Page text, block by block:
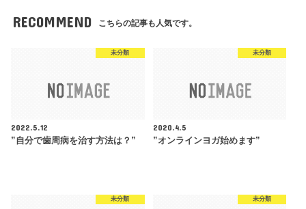
RECOMMEND こちらの記事も人気です。
未分類
2022.5.12
”自分で歯周病を治す方法は？”
未分類
2020.4.5
”オンラインヨガ始めます”
未分類 未分類